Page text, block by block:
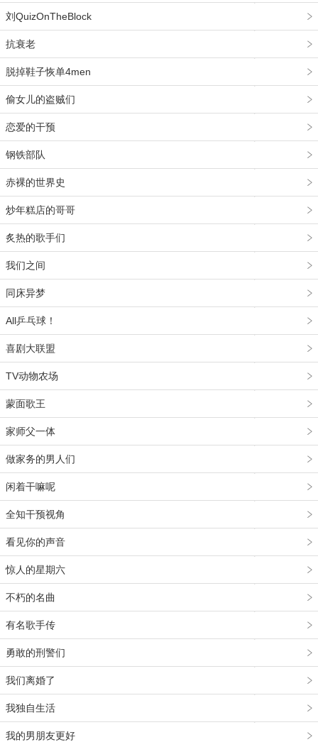
刘QuizOnTheBlock
抗衰老
脱掉鞋子恢单4men
偷女儿的盗贼们
恋爱的干预
钢铁部队
赤裸的世界史
炒年糕店的哥哥
炙热的歌手们
我们之间
同床异梦
All乒乓球！
喜剧大联盟
TV动物农场
蒙面歌王
家师父一体
做家务的男人们
闲着干嘛呢
全知干预视角
看见你的声音
惊人的星期六
不朽的名曲
有名歌手传
勇敢的刑警们
我们离婚了
我独自生活
我的男朋友更好